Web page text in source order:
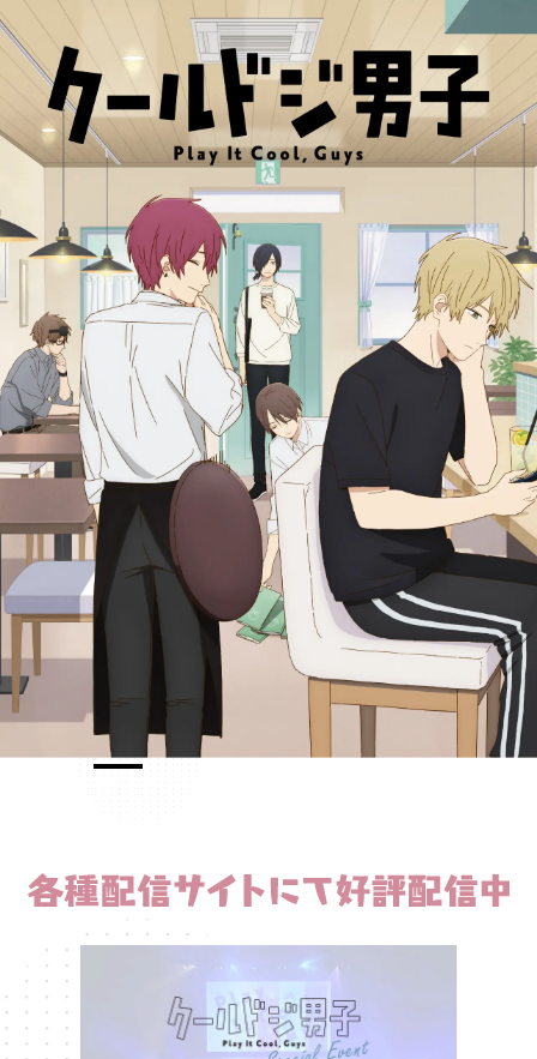
Q1. 本作の印象を教えてください。
Q2. 演じるキャラクターの印象と役に対する意気込みを教えてくださ
い。